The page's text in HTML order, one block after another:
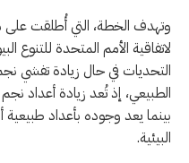
وتهدف الخطة، التي أُطلقت
التحديات في حال زيادة تفشي
الطبيعي، إذ تُعد زيادة أعداد
بينما يعد وجوده بأعداد
البيئية.